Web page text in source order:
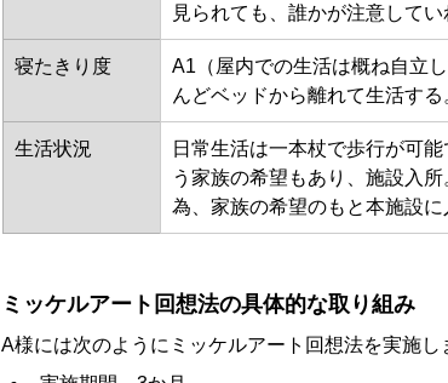
見られても、誰かが注意してい
寝たきり度
A1（屋内での生活は概ね自立
んどベッドから離れて生活する
⽣活状況
日常生活は一本杖で歩行が可
う家族の希望もあり、施設入
為、家族の希望のもと本施設に
ミッケルアート回想法の具体的な取り組み
A様には次のようにミッケルアート回想法を実施し